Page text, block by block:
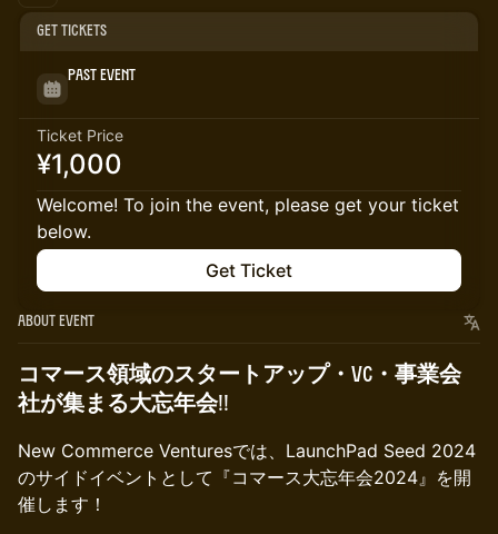
Get Tickets
Past Event
Ticket Price
¥1,000
Welcome! To join the event, please get your ticket
below.
Get Ticket
About Event
コマース領域のスタートアップ・VC・事業会
社が集まる大忘年会!!
New Commerce Venturesでは、LaunchPad Seed 2024
のサイドイベントとして『コマース大忘年会2024』を開
催します！